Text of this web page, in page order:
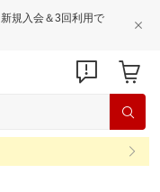
規入会＆3回利用で